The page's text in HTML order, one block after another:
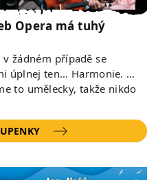
Opera má tuhý
v žádném případě se
úplnej ten… Harmonie. …
to umělecky, takže nikdo